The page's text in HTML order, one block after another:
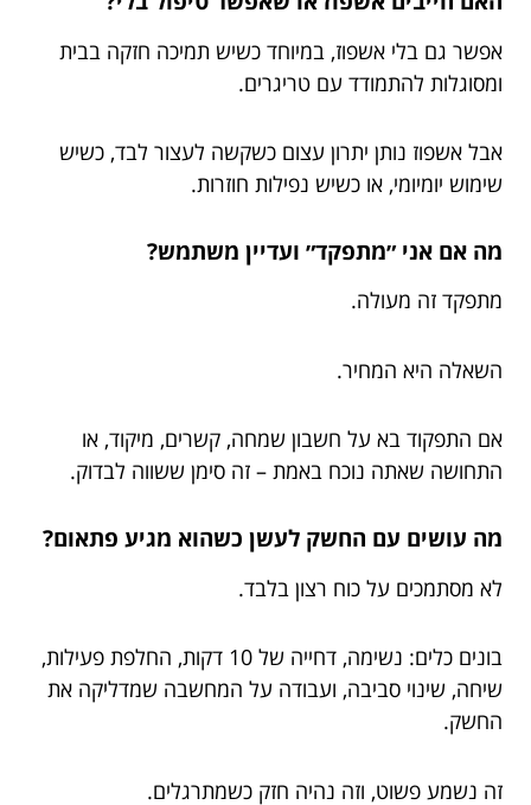
אפשר גם בלי אשפוז, במיוחד כשיש תמיכה חזקה בבית
ומסוגלות להתמודד עם טריגרים.
אבל אשפוז נותן יתרון עצום כשקשה לעצור לבד, כשיש
שימוש יומיומי, או כשיש נפילות חוזרות.
מה אם אני ״מתפקד״ ועדיין משתמש?
מתפקד זה מעולה.
השאלה היא המחיר.
אם התפקוד בא על חשבון שמחה, קשרים, מיקוד, או
התחושה שאתה נוכח באמת – זה סימן ששווה לבדוק.
מה עושים עם החשק לעשן כשהוא מגיע פתאום?
לא מסתמכים על כוח רצון בלבד.
בונים כלים: נשימה, דחייה של 10 דקות, החלפת פעילות,
שיחה, שינוי סביבה, ועבודה על המחשבה שמדליקה את
החשק.
זה נשמע פשוט, וזה נהיה חזק כשמתרגלים.